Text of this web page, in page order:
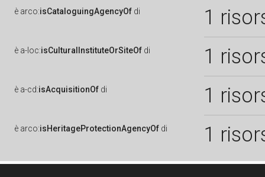
è arco:isCataloguingAgencyOf di 1
è a-loc:isCulturalInstituteOrSiteOf di 1
è a-cd:isAcquisitionOf di 1
è arco:isHeritageProtectionAgencyOf di 1